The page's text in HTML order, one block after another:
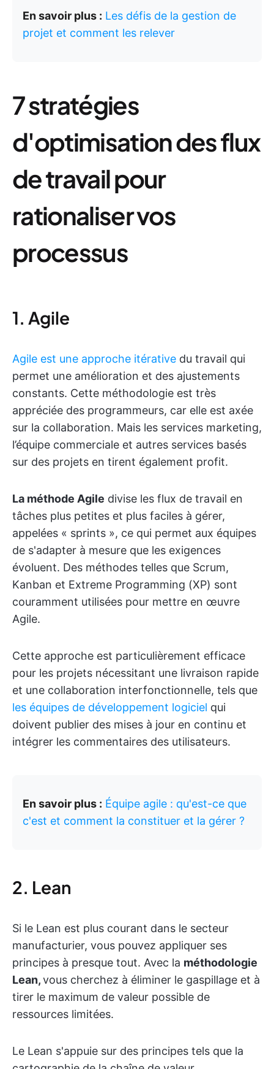
En savoir plus : Les défis de la gestion de
projet et comment les relever
7 stratégies
d'optimisation des flux
de travail pour
rationaliser vos
processus
1. Agile
Agile est une approche itérative du travail qui
permet une amélioration et des ajustements
constants. Cette méthodologie est très
appréciée des programmeurs, car elle est axée
sur la collaboration. Mais les services marketing,
l’équipe commerciale et autres services basés
sur des projets en tirent également profit.
La méthode Agile divise les flux de travail en
tâches plus petites et plus faciles à gérer,
appelées « sprints », ce qui permet aux équipes
de s'adapter à mesure que les exigences
évoluent. Des méthodes telles que Scrum,
Kanban et Extreme Programming (XP) sont
couramment utilisées pour mettre en œuvre
Agile.
Cette approche est particulièrement efficace
pour les projets nécessitant une livraison rapide
et une collaboration interfonctionnelle, tels que
les équipes de développement logiciel qui
doivent publier des mises à jour en continu et
intégrer les commentaires des utilisateurs.
En savoir plus : Équipe agile : qu'est-ce que
c'est et comment la constituer et la gérer ?
2. Lean
Si le Lean est plus courant dans le secteur
manufacturier, vous pouvez appliquer ses
principes à presque tout. Avec la méthodologie
Lean,vous cherchez à éliminer le gaspillage et à
tirer le maximum de valeur possible de
ressources limitées.
Le Lean s'appuie sur des principes tels que la